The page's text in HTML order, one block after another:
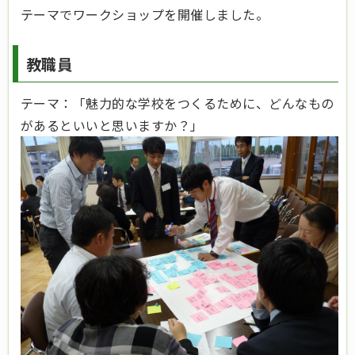
テーマでワークショップを開催しました。
教職員
テーマ：「魅力的な学校をつくるために、どんなもの
があるといいと思いますか？」